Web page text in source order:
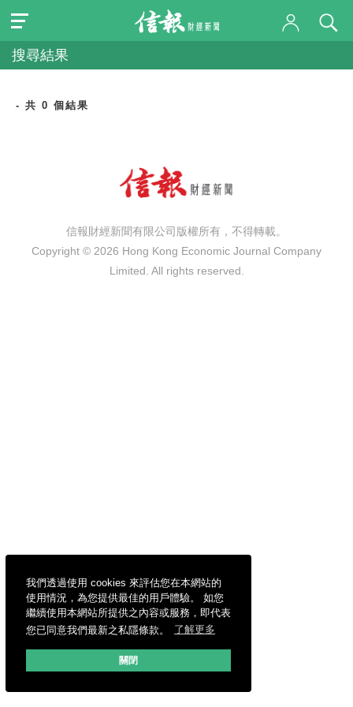
我們透過使用 cookies 來評估您在本網站的
使用情況，為您提供最佳的用戶體驗。 如您
繼續使用本網站所提供之內容或服務，即代表
您已同意我們最新之私隱條款。
了解更多
關閉
搜尋結果
- 共 0 個結果
信報財經新聞有限公司版權所有，不得轉載。
Copyright © 2026 Hong Kong Economic Journal Company
Limited. All rights reserved.